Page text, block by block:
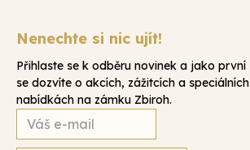
Nenechte si nic ujít!
Přihlaste se k odběru novinek a jako první
se dozvíte o akcích, zážitcích a speciálních
nabídkách na zámku Zbiroh.